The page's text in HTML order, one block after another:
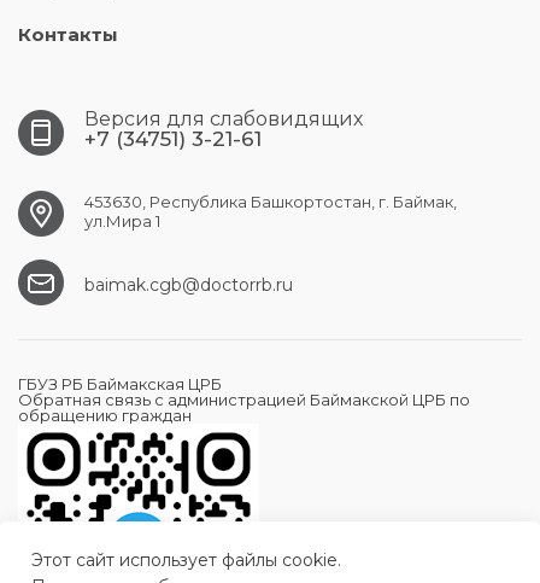
Контакты
Версия для слабовидящих
+7 (34751) 3-21-61
453630, Республика Башкортостан, г. Баймак,
ул.Мира 1
baimak.cgb@doctorrb.ru
ГБУЗ РБ Баймакская ЦРБ
Обратная связь с администрацией Баймакской ЦРБ по
обращению граждан
Этот сайт использует файлы cookie.